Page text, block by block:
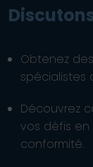
Obtenez
spécialistes
Découvrez
vos défis
conformité.